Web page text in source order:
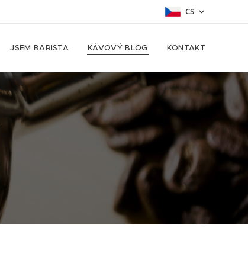
CS
JSEM BARISTA KÁVOVÝ BLOG KONTAKT